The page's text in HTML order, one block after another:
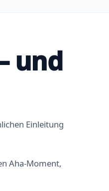
und
Einleitung
Aha-Moment,